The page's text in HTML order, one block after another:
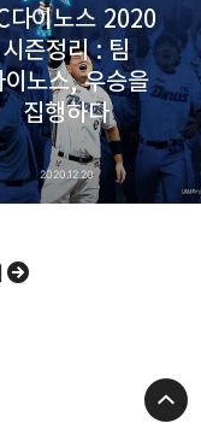
다이노스 2020
시즌정리 : 팀
이노스, 우승을
집행하다
2020.12.20